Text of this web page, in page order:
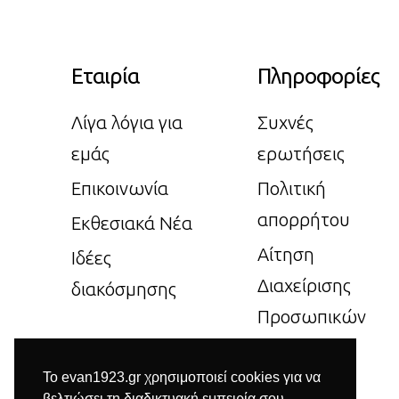
Το evan1923.gr χρησιμοποιεί cookies για να
Εταιρία
Λίγα λόγια για
εμάς
Επικοινωνία
Εκθεσιακά Νέα
Ιδέες
διακόσμησης
Πληροφορίες
Συχνές
ερωτήσεις
Πολιτική
απορρήτου
Αίτηση
Διαχείρισης
Προσωπικών